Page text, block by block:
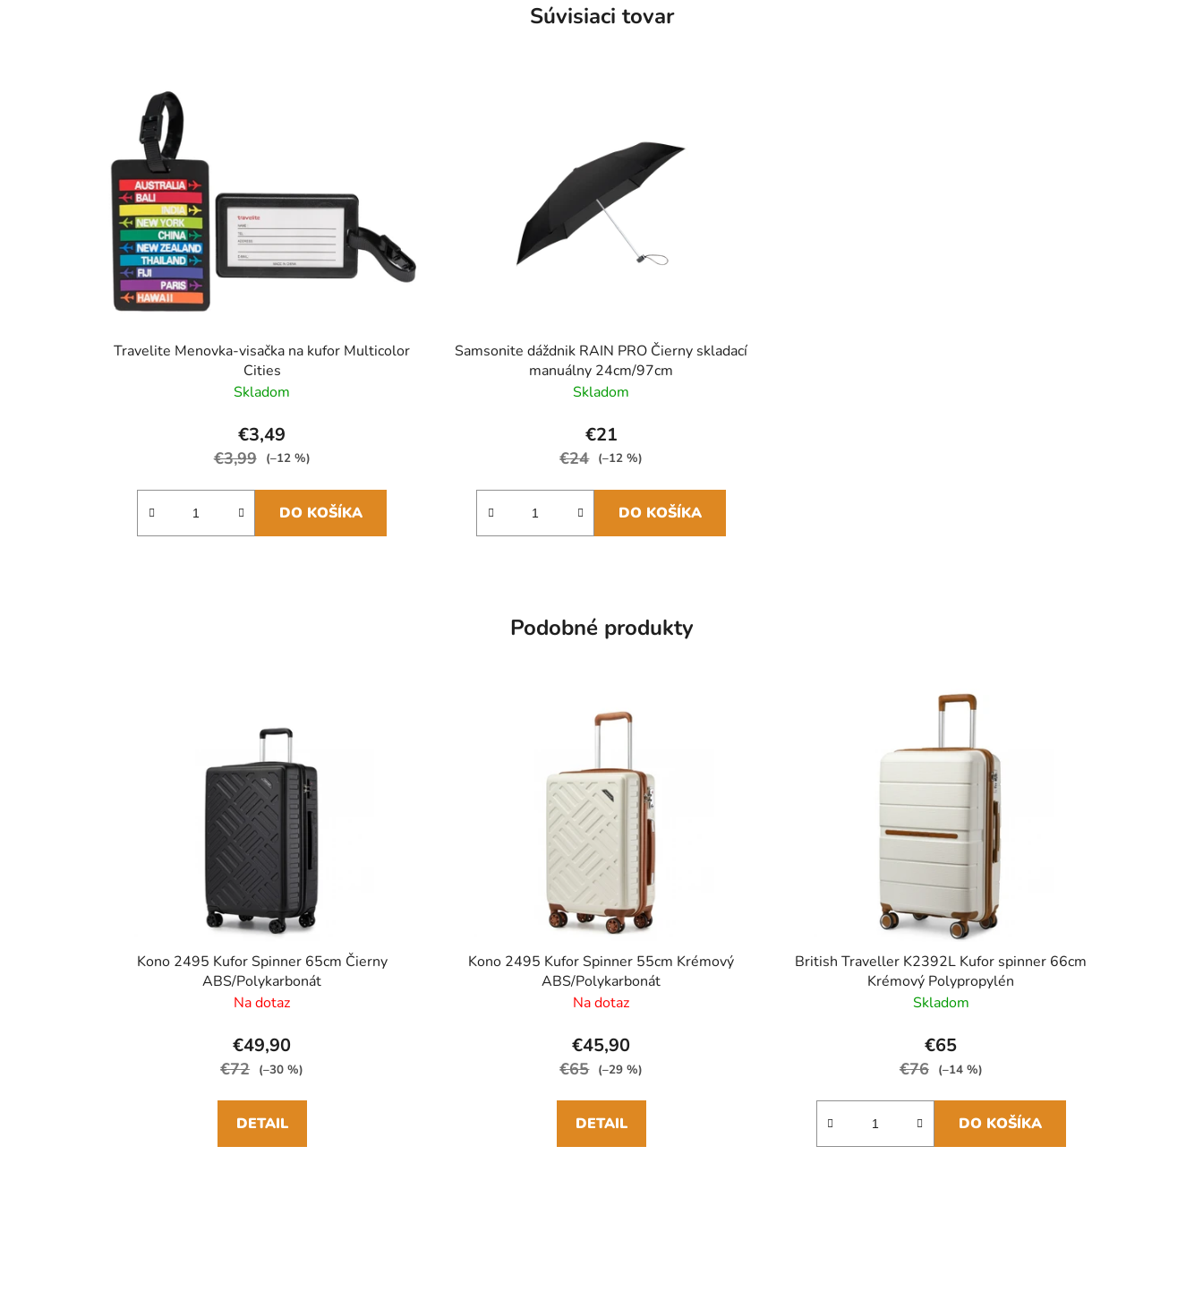
Súvisiaci tovar
Travelite Menovka-visačka na kufor Multicolor
Cities
Skladom
€3,49
€3,99 (–12 %)
DO KOŠÍKA
Samsonite dáždnik RAIN PRO Čierny skladací
manuálny 24cm/97cm
Skladom
€21
€24 (–12 %)
DO KOŠÍKA
Podobné produkty
Kono 2495 Kufor Spinner 65cm Čierny
ABS/Polykarbonát
Na dotaz
€49,90
€72 (–30 %)
DETAIL
Kono 2495 Kufor Spinner 55cm Krémový
ABS/Polykarbonát
Na dotaz
€45,90
€65 (–29 %)
DETAIL
British Traveller K2392L Kufor spinner 66cm
Krémový Polypropylén
Skladom
€65
€76 (–14 %)
DO KOŠÍKA